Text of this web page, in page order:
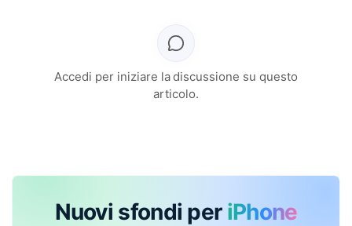
Accedi per iniziare la discussione su questo
articolo.
Nuovi sfondi per iPhone